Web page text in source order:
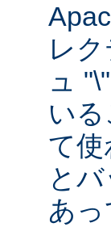
レ
ュ
い
て
と
あっ